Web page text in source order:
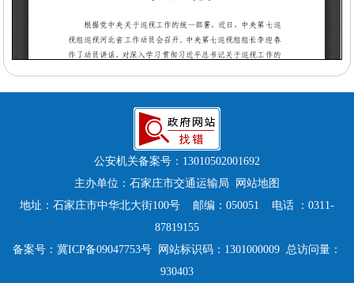
公安机关备案号： 13010502001692
主办单位：石家庄市交通运输局
网站地图
地址：石家庄市中华北大街100号 邮编：050051 电话 ：0311-
87819155
备案号： 冀ICP备09047753号 网站标识码：1301000009 总访问量：
930403